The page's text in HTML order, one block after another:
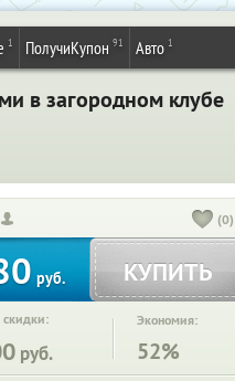
1 ПолучиКупон 91 Авто 1
в загородном клубе
(0)
руб. КУПИТЬ
скидки:
руб.
Экономия:
52%